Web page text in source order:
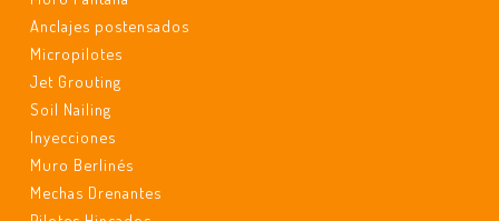
Anclajes postensados
Micropilotes
Jet Grouting
Soil Nailing
Inyecciones
Muro Berlinés
Mechas Drenantes